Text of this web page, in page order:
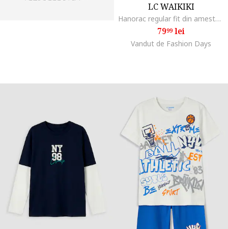
LC WAIKIKI
Hanorac regular fit din amestec de bumbac, Albastru ultramarin
7999lei
Vandut de Fashion Days